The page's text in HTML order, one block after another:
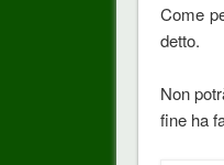
Come
detto.
Non
fine ha